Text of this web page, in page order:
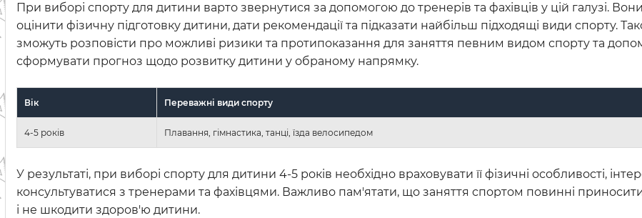
При виборі спорту для дитини варто звернутися за допомогою до тренерів та фахівців у цій галузі.
оцінити фізичну підготовку дитини, дати рекомендації та підказати найбільш підходящі види спорту.
зможуть розповісти про можливі ризики та протипоказання для заняття певним видом спорту та
сформувати прогноз щодо розвитку дитини у обраному напрямку.
Вік Переважні види спорту
4-5 років Плавання, гімнастика, танці, їзда велосипедом
У результаті, при виборі спорту для дитини 4-5 років необхідно враховувати її фізичні особливості,
консультуватися з тренерами та фахівцями. Важливо пам'ятати, що заняття спортом повинні
і не шкодити здоров'ю дитини.